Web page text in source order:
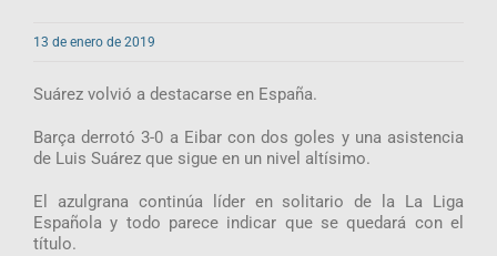
13 de enero de 2019
Suárez volvió a destacarse en España.
Barça derrotó 3-0 a Eibar con dos goles y una asistencia
de Luis Suárez que sigue en un nivel altísimo.
El azulgrana continúa líder en solitario de la La Liga
Española y todo parece indicar que se quedará con el
título.